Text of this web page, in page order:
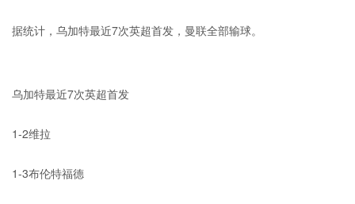
据统计，乌加特最近7次英超首发，曼联全部输球。
乌加特最近7次英超首发
1-2维拉
1-3布伦特福德